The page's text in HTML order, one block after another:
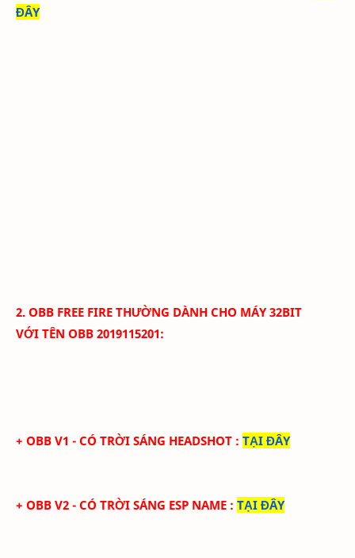
ĐÂY
2. OBB FREE FIRE THƯỜNG DÀNH CHO MÁY 32BIT
VỚI TÊN OBB 2019115201:
+ OBB V1 - CÓ TRỜI SÁNG HEADSHOT : TẠI ĐÂY
+ OBB V2 - CÓ TRỜI SÁNG ESP NAME : TẠI ĐÂY